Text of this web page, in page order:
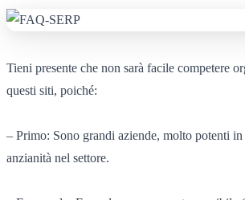
Tieni presente che non sarà facile competere
questi siti, poiché:
– Primo: Sono grandi aziende, molto potenti
anzianità nel settore.